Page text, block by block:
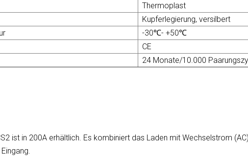
Thermoplast
Kupferlegierung, versilbert
-30℃- +50℃
CE
24 Monate/10.000
ist in 200A erhältlich. Es kombiniert das Laden mit Wechselstrom